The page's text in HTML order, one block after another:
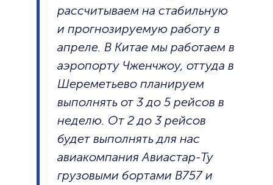
рассчитываем на стабильную
и прогнозируемую работу в
апреле. В Китае мы работаем в
аэропорту Чженчжоу, оттуда в
Шереметьево планируем
выполнять от 3 до 5 рейсов в
неделю. От 2 до 3 рейсов
будет выполнять для нас
авиакомпания Авиастар-Ту
грузовыми бортами В757 и